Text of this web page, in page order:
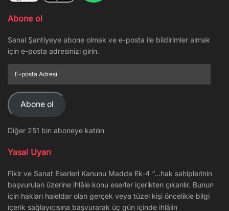
Abone ol
Sanal Şantiyeye abone olmak ve e-posta ile bildirimler almak
için e-posta adresinizi girin.
posta
Adresi
Abone ol
Diğer 251 bin aboneye katılın
Yasal Uyarı
Fikir ve Sanat Eserleri Kanunu Madde Ek-4 “…hak sahiplerinin
başvuruları üzerine ihlâle konu eserler içerikten çıkarılır. Bunun
için hakları haleldar olan gerçek veya tüzel kişi öncelikle bilgi
içerik sağlayıcısına başvurarak üç gün içinde ihlâlin